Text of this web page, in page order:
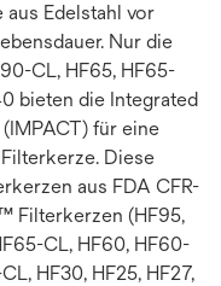
Edelstahl vor
Nur die
CL, HF65, HF65-
bieten die Integrated
für eine
Diese
aus FDA CFR-
Filterkerzen (HF95,
CL, HF60, HF60-
HF30, HF25, HF27,